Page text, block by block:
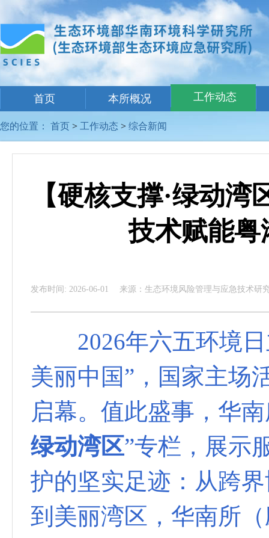
首页 本所概况 工作动态
您的位置： 首页 > 工作动态 > 综合新闻
【硬核支撑·绿动
技术赋能
发布时间: 2026-06-01 来源：生态环境风险管理与应急技术研
2026年六五环境日
美丽中国”，国家主场
启幕。值此盛事，华
绿动湾区”专栏，展示
护的坚实足迹：从跨
到美丽湾区，华南所